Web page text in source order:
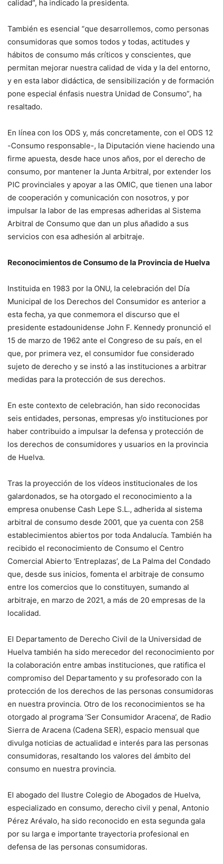
calidad”, ha indicado la presidenta.
También es esencial “que desarrollemos, como personas
consumidoras que somos todos y todas, actitudes y
hábitos de consumo más críticos y conscientes, que
permitan mejorar nuestra calidad de vida y la del entorno,
y en esta labor didáctica, de sensibilización y de formación
pone especial énfasis nuestra Unidad de Consumo”, ha
resaltado.
En línea con los ODS y, más concretamente, con el ODS 12
-Consumo responsable-, la Diputación viene haciendo una
firme apuesta, desde hace unos años, por el derecho de
consumo, por mantener la Junta Arbitral, por extender los
PIC provinciales y apoyar a las OMIC, que tienen una labor
de cooperación y comunicación con nosotros, y por
impulsar la labor de las empresas adheridas al Sistema
Arbitral de Consumo que dan un plus añadido a sus
servicios con esa adhesión al arbitraje.
Reconocimientos de Consumo de la Provincia de Huelva
Instituida en 1983 por la ONU, la celebración del Día
Municipal de los Derechos del Consumidor es anterior a
esta fecha, ya que conmemora el discurso que el
presidente estadounidense John F. Kennedy pronunció el
15 de marzo de 1962 ante el Congreso de su país, en el
que, por primera vez, el consumidor fue considerado
sujeto de derecho y se instó a las instituciones a arbitrar
medidas para la protección de sus derechos.
En este contexto de celebración, han sido reconocidas
seis entidades, personas, empresas y/o instituciones por
haber contribuido a impulsar la defensa y protección de
los derechos de consumidores y usuarios en la provincia
de Huelva.
Tras la proyección de los vídeos institucionales de los
galardonados, se ha otorgado el reconocimiento a la
empresa onubense Cash Lepe S.L., adherida al sistema
arbitral de consumo desde 2001, que ya cuenta con 258
establecimientos abiertos por toda Andalucía. También ha
recibido el reconocimiento de Consumo el Centro
Comercial Abierto ‘Entreplazas’, de La Palma del Condado
que, desde sus inicios, fomenta el arbitraje de consumo
entre los comercios que lo constituyen, sumando al
arbitraje, en marzo de 2021, a más de 20 empresas de la
localidad.
El Departamento de Derecho Civil de la Universidad de
Huelva también ha sido merecedor del reconocimiento por
la colaboración entre ambas instituciones, que ratifica el
compromiso del Departamento y su profesorado con la
protección de los derechos de las personas consumidoras
en nuestra provincia. Otro de los reconocimientos se ha
otorgado al programa ‘Ser Consumidor Aracena’, de Radio
Sierra de Aracena (Cadena SER), espacio mensual que
divulga noticias de actualidad e interés para las personas
consumidoras, resaltando los valores del ámbito del
consumo en nuestra provincia.
El abogado del Ilustre Colegio de Abogados de Huelva,
especializado en consumo, derecho civil y penal, Antonio
Pérez Arévalo, ha sido reconocido en esta segunda gala
por su larga e importante trayectoria profesional en
defensa de las personas consumidoras.